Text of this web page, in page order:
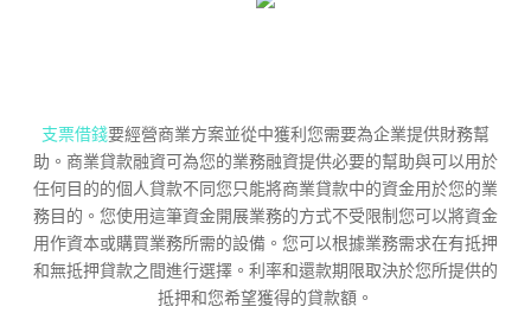
支票借錢要經營商業方案並從中獲利您需要為企業提供財務幫
助。商業貸款融資可為您的業務融資提供必要的幫助與可以用於
任何目的的個人貸款不同您只能將商業貸款中的資金用於您的業
務目的。您使用這筆資金開展業務的方式不受限制您可以將資金
用作資本或購買業務所需的設備。您可以根據業務需求在有抵押
和無抵押貸款之間進行選擇。利率和還款期限取決於您所提供的
抵押和您希望獲得的貸款額。